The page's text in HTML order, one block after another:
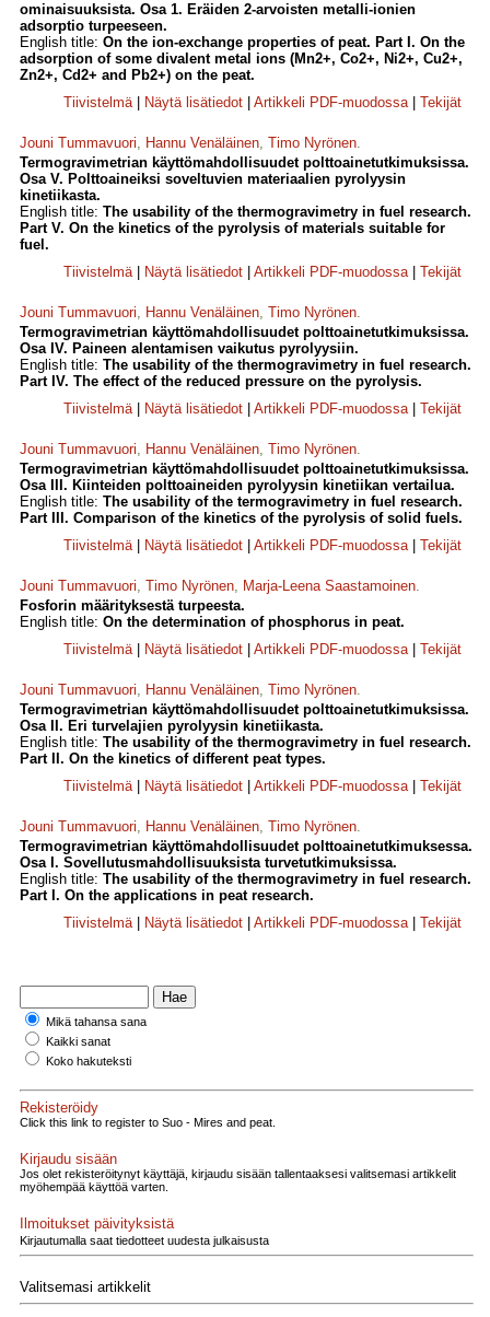
ominaisuuksista. Osa 1. Eräiden 2-arvoisten metalli-ionien
adsorptio turpeeseen.
English title: On the ion-exchange properties of peat. Part I. On the
adsorption of some divalent metal ions (Mn2+, Co2+, Ni2+, Cu2+,
Zn2+, Cd2+ and Pb2+) on the peat.
Tiivistelmä| Näytä lisätiedot Artikkeli PDF-muodossa| Tekijät
Jouni Tummavuori, Hannu Venäläinen, Timo Nyrönen.
Termogravimetrian käyttömahdollisuudet polttoainetutkimuksissa.
Osa V. Polttoaineiksi soveltuvien materiaalien pyrolyysin
kinetiikasta.
English title: The usability of the thermogravimetry in fuel research.
Part V. On the kinetics of the pyrolysis of materials suitable for
fuel.
Tiivistelmä| Näytä lisätiedot Artikkeli PDF-muodossa| Tekijät
Jouni Tummavuori, Hannu Venäläinen, Timo Nyrönen.
Termogravimetrian käyttömahdollisuudet polttoainetutkimuksissa.
Osa IV. Paineen alentamisen vaikutus pyrolyysiin.
English title: The usability of the thermogravimetry in fuel research.
Part IV. The effect of the reduced pressure on the pyrolysis.
Tiivistelmä| Näytä lisätiedot Artikkeli PDF-muodossa| Tekijät
Jouni Tummavuori, Hannu Venäläinen, Timo Nyrönen.
Termogravimetrian käyttömahdollisuudet polttoainetutkimuksissa.
Osa III. Kiinteiden polttoaineiden pyrolyysin kinetiikan vertailua.
English title: The usability of the termogravimetry in fuel research.
Part III. Comparison of the kinetics of the pyrolysis of solid fuels.
Tiivistelmä| Näytä lisätiedot Artikkeli PDF-muodossa| Tekijät
Jouni Tummavuori, Timo Nyrönen, Marja-Leena Saastamoinen.
Fosforin määrityksestä turpeesta.
English title: On the determination of phosphorus in peat.
Tiivistelmä| Näytä lisätiedot Artikkeli PDF-muodossa| Tekijät
Jouni Tummavuori, Hannu Venäläinen, Timo Nyrönen.
Termogravimetrian käyttömahdollisuudet polttoainetutkimuksissa.
Osa II. Eri turvelajien pyrolyysin kinetiikasta.
English title: The usability of the thermogravimetry in fuel research.
Part II. On the kinetics of different peat types.
Tiivistelmä| Näytä lisätiedot Artikkeli PDF-muodossa| Tekijät
Jouni Tummavuori, Hannu Venäläinen, Timo Nyrönen.
Termogravimetrian käyttömahdollisuudet polttoainetutkimuksessa.
Osa I. Sovellutusmahdollisuuksista turvetutkimuksissa.
English title: The usability of the thermogravimetry in fuel research.
Part I. On the applications in peat research.
Tiivistelmä| Näytä lisätiedot Artikkeli PDF-muodossa| Tekijät
Mikä tahansa sana
Kaikki sanat
Koko hakuteksti
Rekisteröidy
Click this link to register to Suo - Mires and peat.
Kirjaudu sisään
Jos olet rekisteröitynyt käyttäjä, kirjaudu sisään tallentaaksesi valitsemasi artikkelit
myöhempää käyttöä varten.
Ilmoitukset päivityksistä
Kirjautumalla saat tiedotteet uudesta julkaisusta
Valitsemasi artikkelit